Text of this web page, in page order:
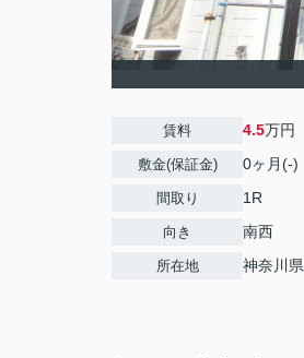
賃料 4.5万円
敷金(保証金) 0ヶ月(-)
間取り 1R
向き 南西
所在地 神奈川県